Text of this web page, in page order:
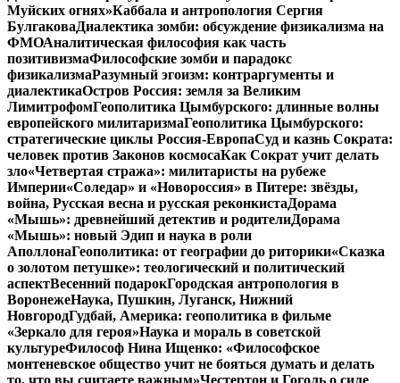
Муйских огнях»Каббала и антропология Сергия
БулгаковаДиалектика зомби: обсуждение физикализма на
ФМОАналитическая философия как часть
позитивизмаФилософские зомби и парадокс
физикализмаРазумный эгоизм: контраргументы и
диалектикаОстров Россия: земля за Великим
ЛимитрофомГеополитика Цымбурского: длинные волны
европейского милитаризмаГеополитика Цымбурского:
стратегические циклы Россия-ЕвропаСуд и казнь Сократа:
человек против Законов космосаКак Сократ учит делать
зло«Четвертая стража»: милитаристы на рубеже
Империи«Соледар» и «Новороссия» в Питере: звёзды,
война, Русская весна и русская реконкистаДорама
«Мышь»: древнейший детектив и родителиДорама
«Мышь»: новый Эдип и наука в роли
АполлонаГеополитика: от географии до риторики«Сказка
о золотом петушке»: теологический и политический
аспектВесенний подарокГородская антропология в
ВоронежеНаука, Пушкин, Луганск, Нижний
НовгородГудбай, Америка: геополитика в фильме
«Зеркало для героя»Наука и мораль в советской
культуреФилософ Нина Ищенко: «Философское
монтеневское общество учит не бояться думать и делать